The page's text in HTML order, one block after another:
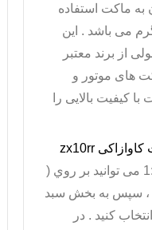
به ماکت استفاده
. وزن این ماکت موتور 51 گرم می باشد . این
از برند معتبر
های موتور و
کیفیت بالایی را
کاوازاکی zx10rr
مدل 2017 برند ویلی مقیاس 1:18 می توانيد بر روي (
، سپس به بخش سبد
کنيد . در